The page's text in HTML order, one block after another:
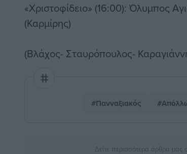
«Χριστοφίδειο» (16:00): Όλυμπος
(Καρμίρης)
(Βλάχος- Σταυρόπουλος-
#Πανναξιακός
Δείτε περισσότερα άρθρα